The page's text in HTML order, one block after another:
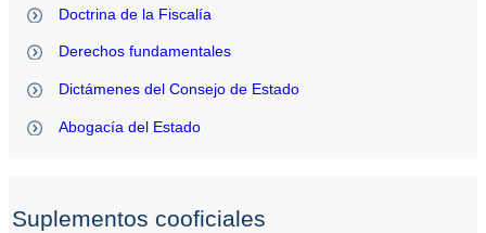
Doctrina de la Fiscalía
Derechos fundamentales
Dictámenes del Consejo de Estado
Abogacía del Estado
Suplementos cooficiales